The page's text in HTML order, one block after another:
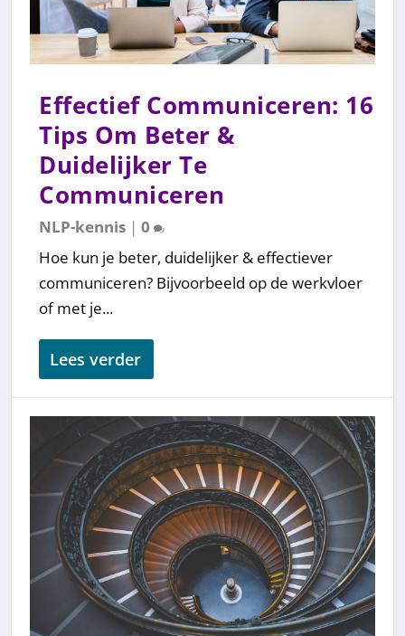
Effectief Communiceren: 16
Tips Om Beter &
Duidelijker Te
Communiceren
NLP-kennis |0
Hoe kun je beter, duidelijker & effectiever
communiceren? Bijvoorbeeld op de werkvloer
of met je...
Lees verder